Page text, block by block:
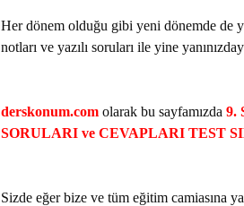
Her dönem olduğu gibi yeni dönemde de
notları ve yazılı soruları ile yine
derskonum.com olarak bu sayfamızda 9.
SORULARI ve CEVAPLARI TEST
Sizde eğer bize ve tüm eğitim camiasına